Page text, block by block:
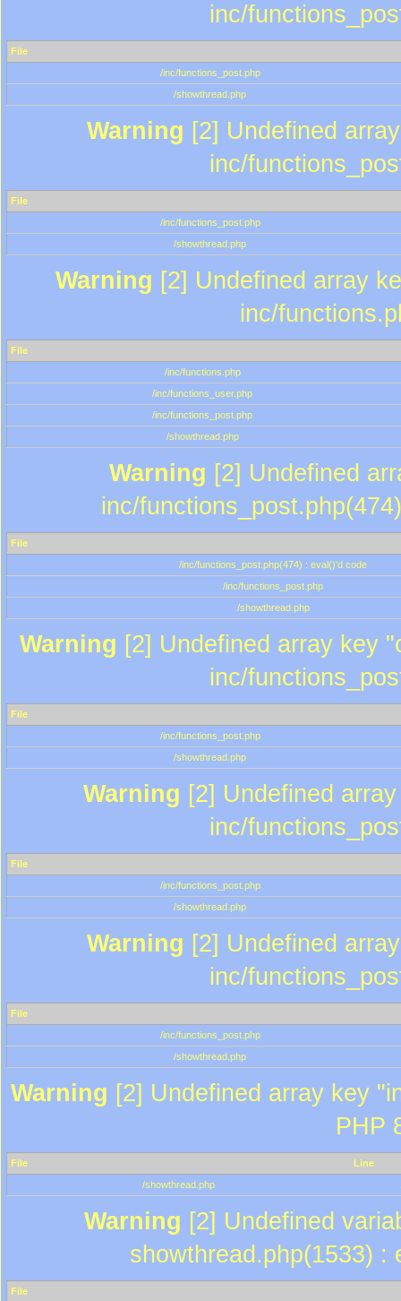
inc/
File
/inc/functions_post.php
/showthread.php
Warning [2] Undefined
inc/
File
/inc/functions_post.php
/showthread.php
Warning [2] Undefined array
inc/
File
/inc/functions.php
/inc/functions_user.php
/inc/functions_post.php
/showthread.php
Warning [2] Undefined
inc/
File
/inc/functions_post.php(474) : eval()'d code
/inc/functions_post.php
/showthread.php
Warning [2] Undefined array key
inc/
File
/inc/functions_post.php
/showthread.php
Warning [2] Undefined
inc/
File
/inc/functions_post.php
/showthread.php
Warning [2] Undefined
inc/
File
/inc/functions_post.php
/showthread.php
Warning [2] Undefined array key
PHP
File
Line
/showthread.php
Warning [2] Undefined
showthread.php(1533) :
File